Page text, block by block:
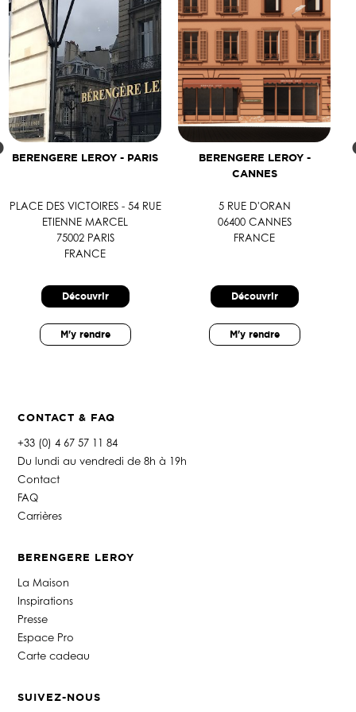
BERENGERE LEROY - PARIS
PLACE DES VICTOIRES - 54 RUE
ETIENNE MARCEL
75002 PARIS
FRANCE
Découvrir
M'y rendre
BERENGERE LEROY -
CANNES
5 RUE D'ORAN
06400 CANNES
FRANCE
Découvrir
M'y rendre
CONTACT & FAQ
+33 (0) 4 67 57 11 84
Du lundi au vendredi de 8h à 19h
Contact
FAQ
Carrières
BERENGERE LEROY
La Maison
Inspirations
Presse
Espace Pro
Carte cadeau
SUIVEZ-NOUS